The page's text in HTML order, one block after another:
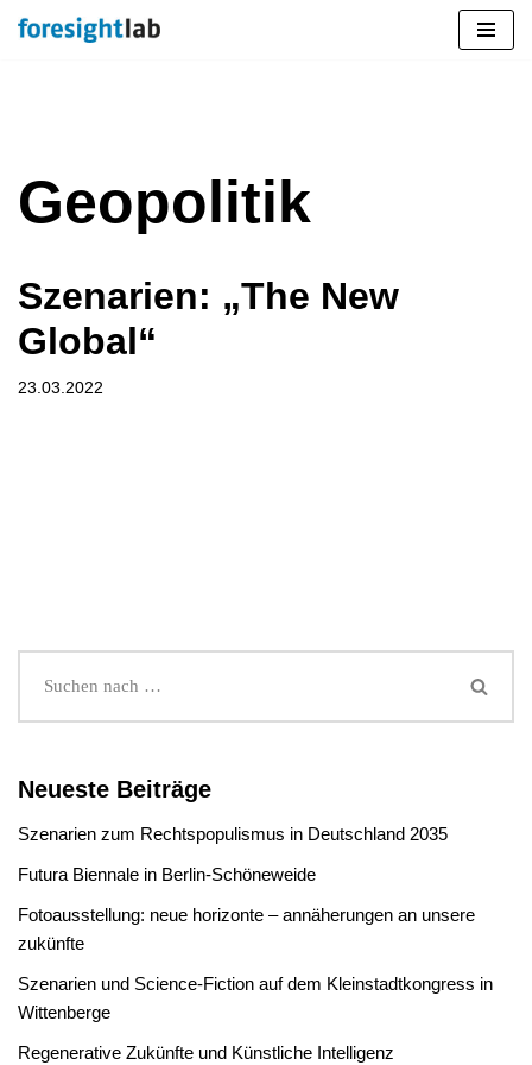
Geopolitik
Szenarien: „The New
Global“
23.03.2022
Neueste Beiträge
Szenarien zum Rechtspopulismus in Deutschland 2035
Futura Biennale in Berlin-Schöneweide
Fotoausstellung: neue horizonte – annäherungen an unsere
zukünfte
Szenarien und Science-Fiction auf dem Kleinstadtkongress in
Wittenberge
Regenerative Zukünfte und Künstliche Intelligenz